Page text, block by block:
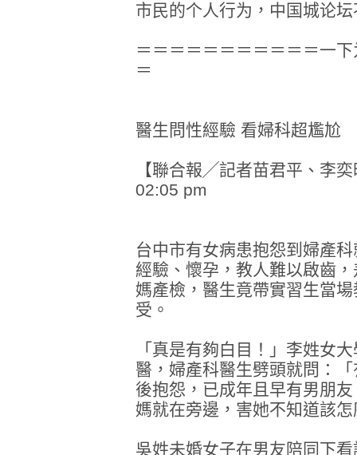
市民的个人行为，中国城论
＝＝＝＝＝＝＝＝＝＝＝一
＝
醫生問性經驗 看婦科超尷尬
【聯合報╱記者苗君平、李
02:05 pm
台中市有女病患抱怨到婦產
經驗、懷孕，教人難以啟齒
媽產檢，醫生竟帶實習生當
受。
「真是有夠白目！」李姓女
醫，婦產科醫生劈頭就問：
後抱怨，已成年且早有男朋
媽就在旁邊，害她不知道該
吳姓未婚女子在男友陪同下